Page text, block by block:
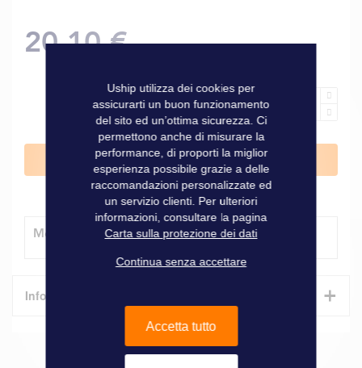
20,10 €
Aggiungi al Carrello
Modalità di consegna
Informazioni tecniche +
Caratteristiche
Uship utilizza dei cookies per
assicurarti un buon funzionamento
del sito ed un’ottima sicurezza. Ci
permettono anche di misurare la
performance, di proporti la miglior
esperienza possibile grazie a delle
raccomandazioni personalizzate ed
un servizio clienti. Per ulteriori
informazioni, consultare la pagina
Carta sulla protezione dei dati
Continua senza accettare
Accetta tutto